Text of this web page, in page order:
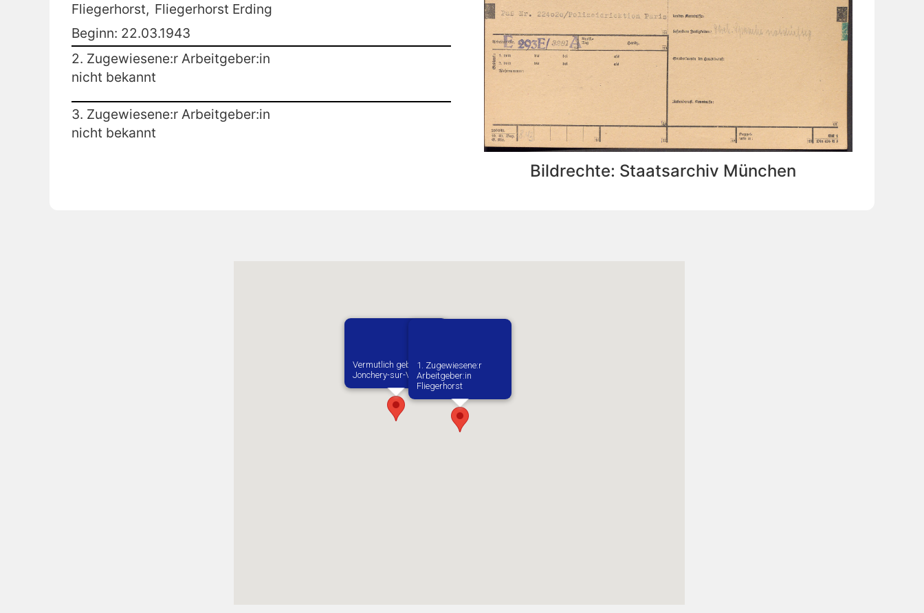
Fliegerhorst, Fliegerhorst Erding
Beginn: 22.03.1943
2. Zugewiesene:r Arbeitgeber:in
nicht bekannt
3. Zugewiesene:r Arbeitgeber:in
nicht bekannt
Bildrechte: Staatsarchiv München
Vermutlich geboren in
Jonchery-sur-Vesle
1. Zugewiesene:r
Arbeitgeber:in​
Fliegerhorst